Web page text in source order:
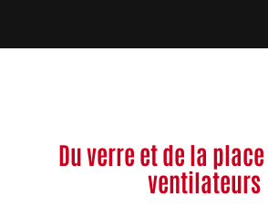
Du verre et de la
ventilateurs